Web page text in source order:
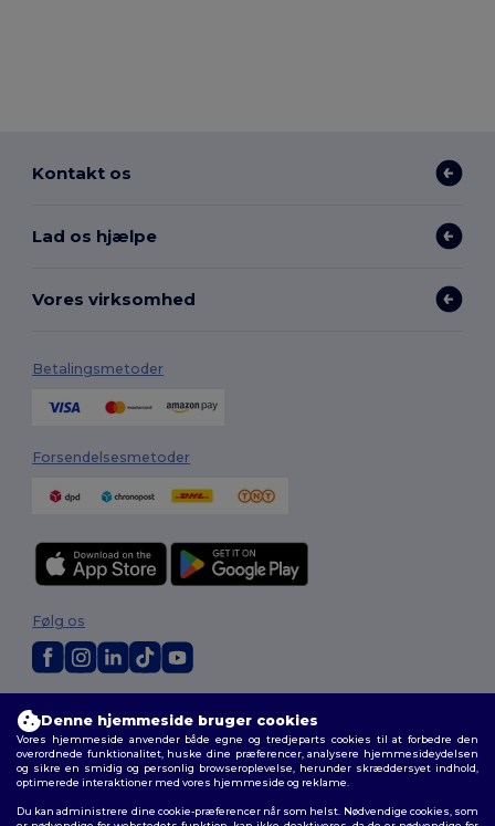
Kontakt os
Lad os hjælpe
Vores virksomhed
Betalingsmetoder
Forsendelsesmetoder
Vilkår og Betingelser|Tilpasset politik |Fortrolighedspolitik
cookies|Sitemap
Følg os
Denne hjemmeside bruger cookies
Vores hjemmeside anvender både egne og tredjeparts cookies til at forbedre den
overordnede funktionalitet, huske dine præferencer, analysere hjemmesideydelsen
og sikre en smidig og personlig browseroplevelse, herunder skræddersyet indhold,
optimerede interaktioner med vores hjemmeside og reklame.
Du kan administrere dine cookie-præferencer når som helst. Nødvendige cookies, som